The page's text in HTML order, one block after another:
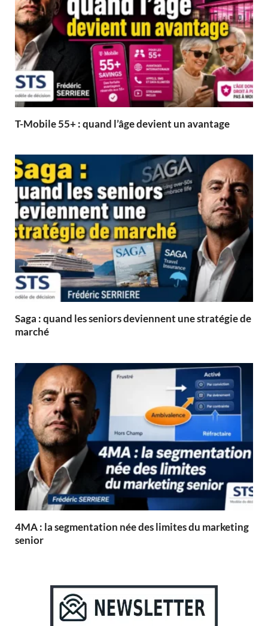
T-Mobile 55+ : quand l’âge devient un avantage
Saga : quand les seniors deviennent une stratégie de
marché
4MA : la segmentation née des limites du marketing
senior